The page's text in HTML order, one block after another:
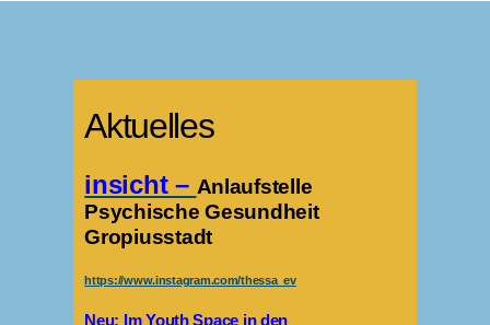
Aktuelles
insicht – Anlaufstelle
Psychische Gesundheit
Gropiusstadt
https://www.instagram.com/thessa_ev
Neu: Im Youth Space in den